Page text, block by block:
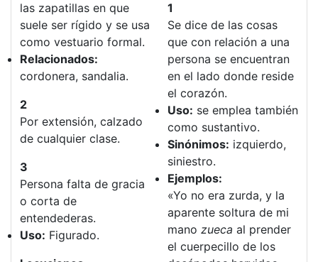
las zapatillas en que
suele ser rígido y se usa
como vestuario formal.
Relacionados:
cordonera, sandalia.
2
Por extensión, calzado
de cualquier clase.
3
Persona falta de gracia
o corta de
entendederas.
Uso: Figurado.
1
Se dice de las cosas
que con relación a una
persona se encuentran
en el lado donde reside
el corazón.
Uso: se emplea también
como sustantivo.
Sinónimos: izquierdo,
siniestro.
Ejemplos:
«Yo no era zurda, y la
aparente soltura de mi
mano zueca al prender
el cuerpecillo de los